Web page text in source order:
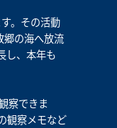
。その活動
郷の海へ放流
し、本年も
察できま
観察メモなど